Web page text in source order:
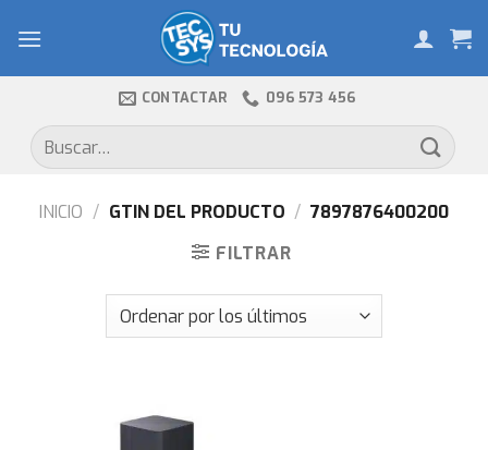
CONTACTAR 096 573 456
Buscar
por:
INICIO / GTIN DEL PRODUCTO / 7897876400200
FILTRAR